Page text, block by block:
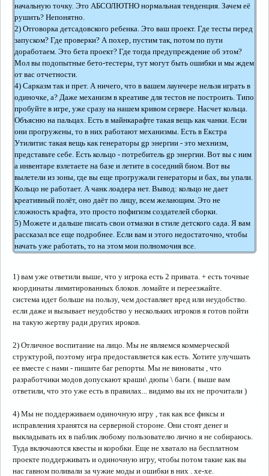
начальную точку. Это АБСОЛЮТНО нормальная тенденция. Зачем её
рушить? Непонятно.
2) Отговорка детсадовского ребенка. Это ваш проект. Где тесты перед
запуском? Где проверки? А похер, пустим так, потом по пути
доработаем. Это бета проект? Где тогда предупреждение об этом?
Мол вы подопытные бето-тестеры, тут могут быть ошибки и мы ждем
от вас отчетности.
4) Сарказм так и прет. А ничего, что в вашем лаунчере нельзя играть в
одиночке, а? Даже механизм в креативе для тестов не построить. Типо
пробуйте в игре, уже сразу на нашем кривом сервере. Насчет кольца.
Объясню на пальцах. Есть в майнкарафте такая вещь как чанки. Если
они прогружены, то в них работают механизмы. Есть в Екстра
Утилитис такая вещь как генераторы gp энергии - это мехнизм,
представьте себе. Есть кольцо - потребитель gp энергии. Вот вы с ним
а инвентаре взлетаете на базе и летите в соседний биом. Вот вы
вылетели из зоны, где вы еще прогружали генераторы и бах, вы упали.
Кольцо не работает. А чанк лоадера нет. Вывод: кольцо не дает
креативный полёт, оно даёт по лицу, всем желающим. Это не
сложность крафта, это просто пофигизм создателей сборки.
5) Можете и дальше писать свои отмазки в стиле детского сада. Я вам
рассказал все еще подробнее. Если вам и этого недостаточно, чтобы
начать уже работать, то на этом мои полномочия все.
1) вам уже ответили выше, что у игрока есть 2 привата. + есть точные
координаты лимитированных блоков. ломайте и переезжайте.
система идет больше на пользу, чем доставляет вред или неудобство.
если даже и вызывает неудобство у нескольких игроков я готов пойти
на такую жертву ради других ироков.
2) Отличное воспитание на лицо. Мы не являемся коммерческой
структурой, поэтому игра предоставляется как есть. Хотите улучшать
ее вместе с нами - пишите баг репорты. Мы не виноваты , что
разработчики модов допускают краши\ дюпы \ баги. ( выше вам
ответили, что это уже есть в правилах... видимо вы их не прочитали )
4) Мы не поддерживаем одиночную игру , так как все фиксы и
исправления хранятся на серверной стороне. Они стоят денег и
выкладывать их в паблик любому пользователю лично я не собираюсь.
Туда включаются квесты и коробки. Еще не хватало на бесплатном
проекте поддерживать и одиночную игру, чтобы потом такие как вы
нас гавном поливали за чужие моды и ошибки в них . хе-хе.